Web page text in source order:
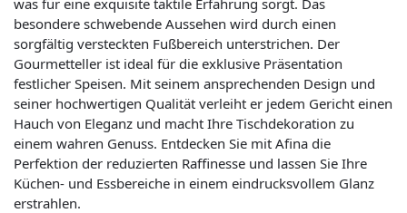
besondere schwebende Aussehen wird durch einen
sorgfältig versteckten Fußbereich unterstrichen. Der
Gourmetteller ist ideal für die exklusive Präsentation
festlicher Speisen. Mit seinem ansprechenden Design und
seiner hochwertigen Qualität verleiht er jedem Gericht einen
Hauch von Eleganz und macht Ihre Tischdekoration zu
einem wahren Genuss. Entdecken Sie mit Afina die
Perfektion der reduzierten Raffinesse und lassen Sie Ihre
Küchen- und Essbereiche in einem eindrucksvollem Glanz
erstrahlen.